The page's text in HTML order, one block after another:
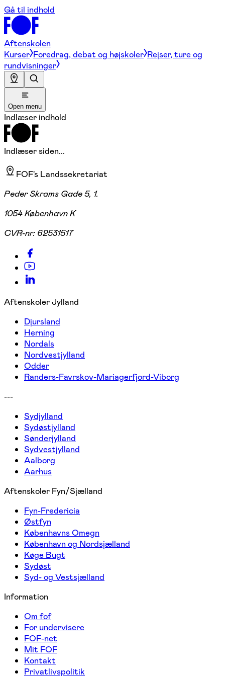
Gå til indhold
Aftenskolen
Kurser Foredrag, debat og højskoler Rejser, ture og
rundvisninger
Open menu
Indlæser indhold
Indlæser siden...
FOF's Landssekretariat
Peder Skrams Gade 5, 1.
1054 København K
CVR-nr: 62531517
Aftenskoler Jylland
Djursland
Herning
Nordals
Nordvestjylland
Odder
Randers-Favrskov-Mariagerfjord-Viborg
---
Sydjylland
Sydøstjylland
Sønderjylland
Sydvestjylland
Aalborg
Aarhus
Aftenskoler Fyn/Sjælland
Fyn-Fredericia
Østfyn
Københavns Omegn
København og Nordsjælland
Køge Bugt
Sydøst
Syd- og Vestsjælland
Information
Om fof
For undervisere
FOF-net
Mit FOF
Kontakt
Privatlivspolitik